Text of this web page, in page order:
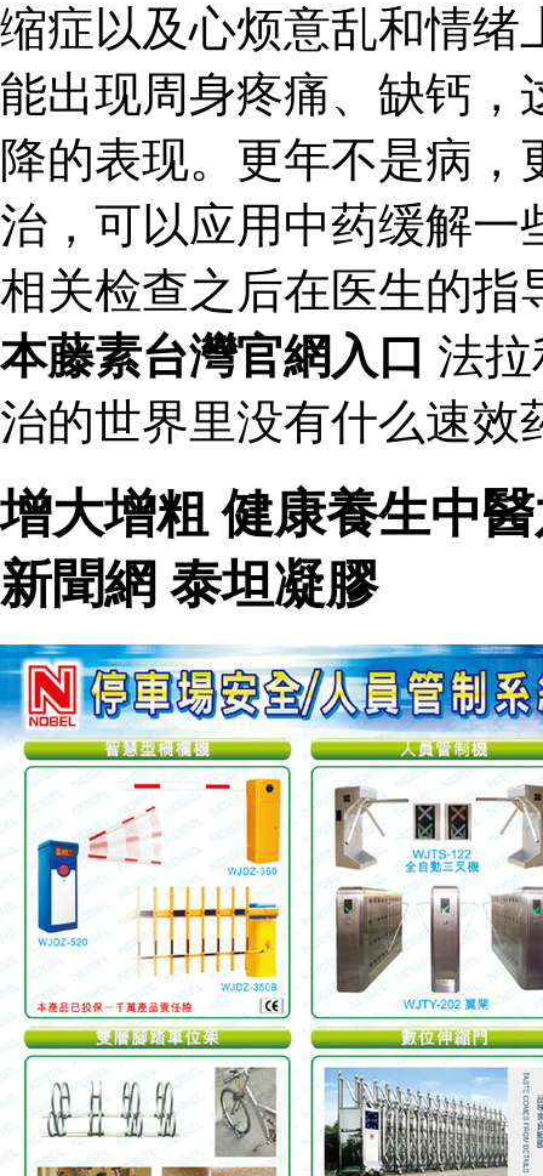
缩症以及心烦意乱和情绪
能出现周身疼痛、缺钙，
降的表现。更年不是病
治，可以应用中药缓解一
相关检查之后在医生的
本藤素台灣官網入口 法
治的世界里没有什么速
增大增粗 健康養生中
新聞網 泰坦凝膠